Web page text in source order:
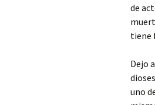
de
tiene
Dejo
uno